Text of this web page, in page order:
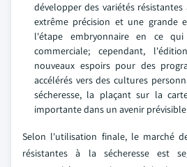
développer des variétés résistantes
extrême précision et une grande
l'étape embryonnaire en ce qui
commerciale; cependant,
nouveaux espoirs pour des
accélérés vers des cultures
sécheresse, la plaçant sur la
importante dans un avenir
Selon l'utilisation finale, le marché
résistantes à la sécheresse est